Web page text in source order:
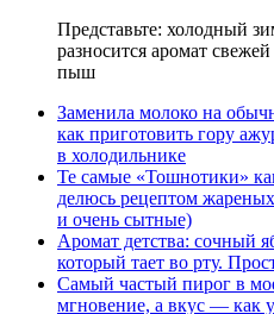
Представьте: холодный
разносится аромат
пыш
Заменила молоко на
как приготовить гору
в холодильнике
Те самые «Тошнотики»
делюсь рецептом
и очень сытные)
Аромат детства: сочный
который тает во рту.
Самый частый пирог в
мгновение, а вкус — как